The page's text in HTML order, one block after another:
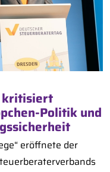
kritisiert
Politik und
eröffnete der